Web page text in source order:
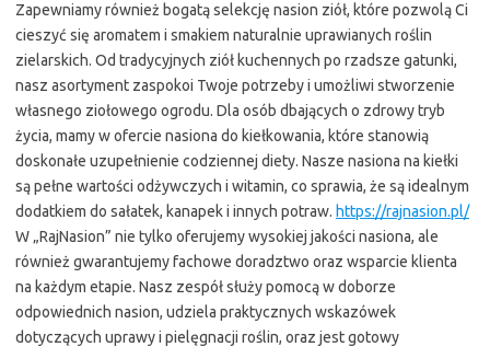
Zapewniamy również bogatą selekcję nasion ziół, które pozwolą Ci
cieszyć się aromatem i smakiem naturalnie uprawianych roślin
zielarskich. Od tradycyjnych ziół kuchennych po rzadsze gatunki,
nasz asortyment zaspokoi Twoje potrzeby i umożliwi stworzenie
własnego ziołowego ogrodu. Dla osób dbających o zdrowy tryb
życia, mamy w ofercie nasiona do kiełkowania, które stanowią
doskonałe uzupełnienie codziennej diety. Nasze nasiona na kiełki
są pełne wartości odżywczych i witamin, co sprawia, że są idealnym
dodatkiem do sałatek, kanapek i innych potraw. https://rajnasion.pl/
W „RajNasion” nie tylko oferujemy wysokiej jakości nasiona, ale
również gwarantujemy fachowe doradztwo oraz wsparcie klienta
na każdym etapie. Nasz zespół służy pomocą w doborze
odpowiednich nasion, udziela praktycznych wskazówek
dotyczących uprawy i pielęgnacji roślin, oraz jest gotowy